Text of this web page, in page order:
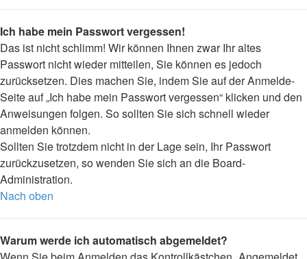
Ich habe mein Passwort vergessen!
Das ist nicht schlimm! Wir können Ihnen zwar Ihr altes
Passwort nicht wieder mitteilen, Sie können es jedoch
zurücksetzen. Dies machen Sie, indem Sie auf der Anmelde-
Seite auf „Ich habe mein Passwort vergessen“ klicken und den
Anweisungen folgen. So sollten Sie sich schnell wieder
anmelden können.
Sollten Sie trotzdem nicht in der Lage sein, Ihr Passwort
zurückzusetzen, so wenden Sie sich an die Board-
Administration.
Nach oben
Warum werde ich automatisch abgemeldet?